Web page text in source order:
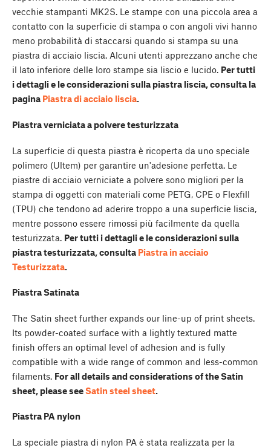
vecchie stampanti MK2S. Le stampe con una piccola area a
contatto con la superficie di stampa o con angoli vivi hanno
meno probabilità di staccarsi quando si stampa su una
piastra di acciaio liscia. Alcuni utenti apprezzano anche che
il lato inferiore delle loro stampe sia liscio e lucido. Per tutti
i dettagli e le considerazioni sulla piastra liscia, consulta la
pagina Piastra di acciaio liscia.
Piastra verniciata a polvere testurizzata
La superficie di questa piastra è ricoperta da uno speciale
polimero (Ultem) per garantire un'adesione perfetta. Le
piastre di acciaio verniciate a polvere sono migliori per la
stampa di oggetti con materiali come PETG, CPE o Flexfill
(TPU) che tendono ad aderire troppo a una superficie liscia,
mentre possono essere rimossi più facilmente da quella
testurizzata. Per tutti i dettagli e le considerazioni sulla
piastra testurizzata, consulta Piastra in acciaio
Testurizzata
Piastra Satinata
The Satin sheet further expands our line-up of print sheets.
Its powder-coated surface with a lightly textured matte
finish offers an optimal level of adhesion and is fully
compatible with a wide range of common and less-common
filaments. For all details and considerations of the Satin
sheet, please seeSatin steel sheet.
Piastra PA nylon
La speciale piastra di nylon PA è stata realizzata per la